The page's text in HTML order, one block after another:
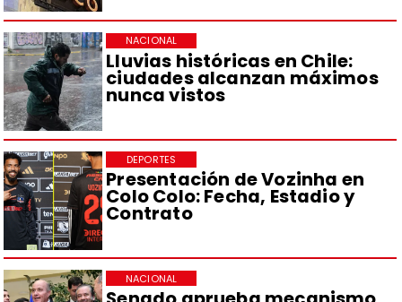
Lluvias históricas en Chile:
ciudades alcanzan máximos
nunca vistos
NACIONAL
Presentación de Vozinha en
Colo Colo: Fecha, Estadio y
Contrato
DEPORTES
NACIONAL